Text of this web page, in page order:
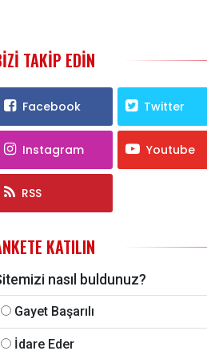
TAKIP EDIN
Facebook Twitter
Instagram Youtube
RSS
KATILIN
nasıl buldunuz?
Gayet Başarılı
İdare Eder